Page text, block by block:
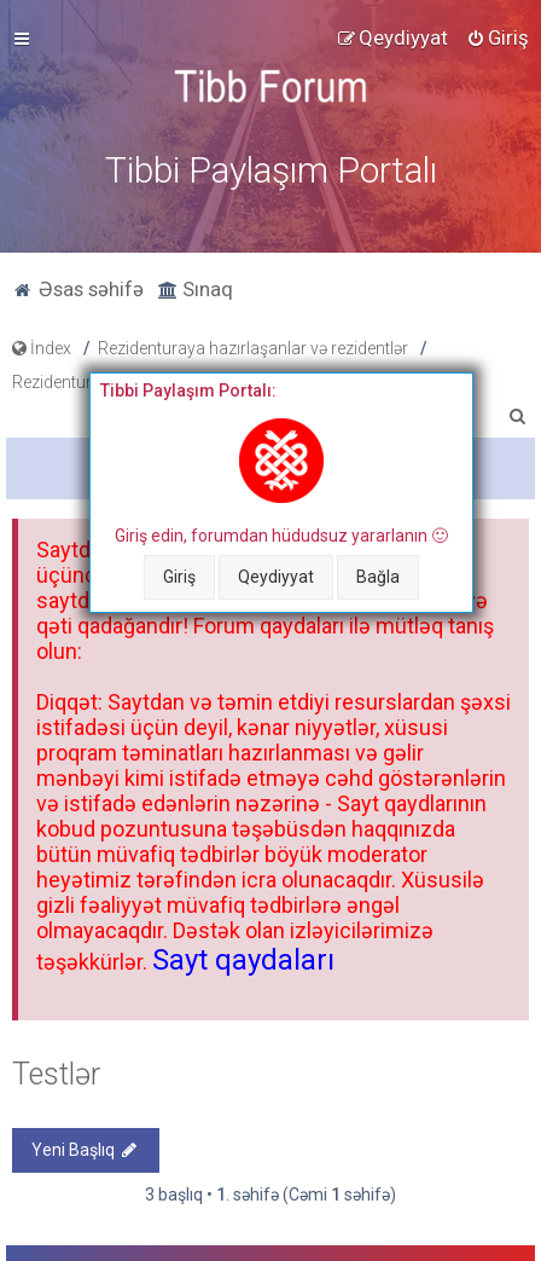
Giriş
Qeydiyyat
Tibbi Paylaşım Portalı
Əsas səhifə Sınaq
İndex
Rezidenturaya hazırlaşanlar və rezidentlər
Rezidentura hazırlıq materialları
a
Bitdi
Tibbi Paylaşım Portalı:
Giriş edin, forumdan hüdudsuz yararlanın 🙂
Giriş Qeydiyyat Bağla
Saytdakı materiallar yalnız fərdi istifadəniz
üçündür. Materialları istisnasız heç bir qrupda,
saytda və sosial şəbəkədə paylaşmaq olmaz və
qəti qadağandır! Forum qaydaları ilə mütləq tanış
olun:
Diqqət: Saytdan və təmin etdiyi resurslardan şəxsi
istifadəsi üçün deyil, kənar niyyətlər, xüsusi
proqram təminatları hazırlanması və gəlir
mənbəyi kimi istifadə etməyə cəhd göstərənlərin
və istifadə edənlərin nəzərinə - Sayt qaydlarının
kobud pozuntusuna təşəbüsdən haqqınızda
bütün müvafiq tədbirlər böyük moderator
heyətimiz tərəfindən icra olunacaqdır. Xüsusilə
gizli fəaliyyət müvafiq tədbirlərə əngəl
olmayacaqdır. Dəstək olan izləyicilərimizə
təşəkkürlər. Sayt qaydaları
Testlər
Yeni Başlıq
3 başlıq • 1 . səhifə (Cəmi 1 səhifə)